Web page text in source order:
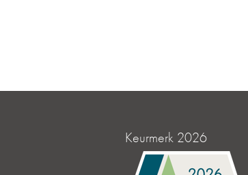
Keurmerk 2026